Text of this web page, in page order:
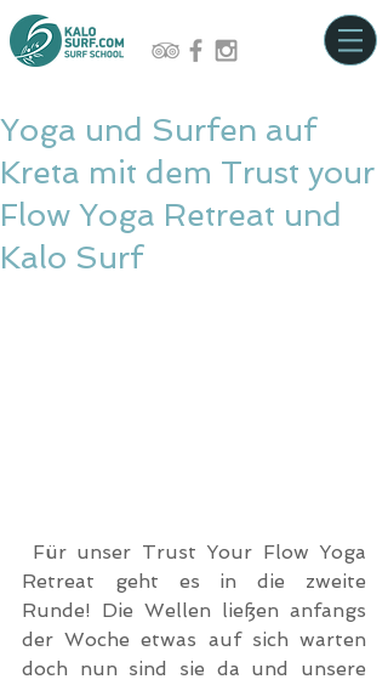
Yoga und Surfen auf
Kreta mit dem Trust your
Flow Yoga Retreat und
Kalo Surf
Retreat geht es in die zweite
Runde! Die Wellen ließen anfangs
der Woche etwas auf sich warten
doch nun sind sie da und unsere